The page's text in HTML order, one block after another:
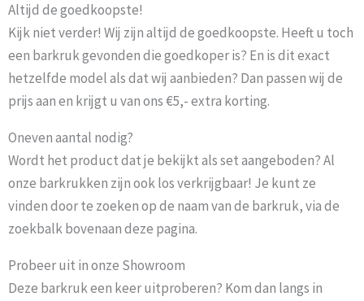
Altijd de goedkoopste!
Kijk niet verder! Wij zijn altijd de goedkoopste. Heeft u toch
een barkruk gevonden die goedkoper is? En is dit exact
hetzelfde model als dat wij aanbieden? Dan passen wij de
prijs aan en krijgt u van ons €5,- extra korting.
Oneven aantal nodig?
Wordt het product dat je bekijkt als set aangeboden? Al
onze barkrukken zijn ook los verkrijgbaar! Je kunt ze
vinden door te zoeken op de naam van de barkruk, via de
zoekbalk bovenaan deze pagina.
Probeer uit in onze Showroom
Deze barkruk een keer uitproberen? Kom dan langs in